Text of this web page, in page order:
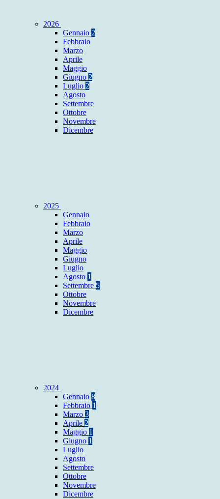
2026
Gennaio 2
Febbraio
Marzo
Aprile
Maggio
Giugno 2
Luglio 2
Agosto
Settembre
Ottobre
Novembre
Dicembre
2025
Gennaio
Febbraio
Marzo
Aprile
Maggio
Giugno
Luglio
Agosto 1
Settembre 5
Ottobre
Novembre
Dicembre
2024
Gennaio 8
Febbraio 1
Marzo 3
Aprile 2
Maggio 1
Giugno 1
Luglio
Agosto
Settembre
Ottobre
Novembre
Dicembre